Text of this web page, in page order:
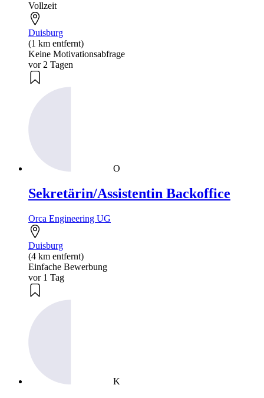
Vollzeit
Duisburg
(1 km entfernt)
Keine Motivationsabfrage
vor 2 Tagen
O
Sekretärin/Assistentin Backoffice
Orca Engineering UG
Duisburg
(4 km entfernt)
Einfache Bewerbung
vor 1 Tag
K